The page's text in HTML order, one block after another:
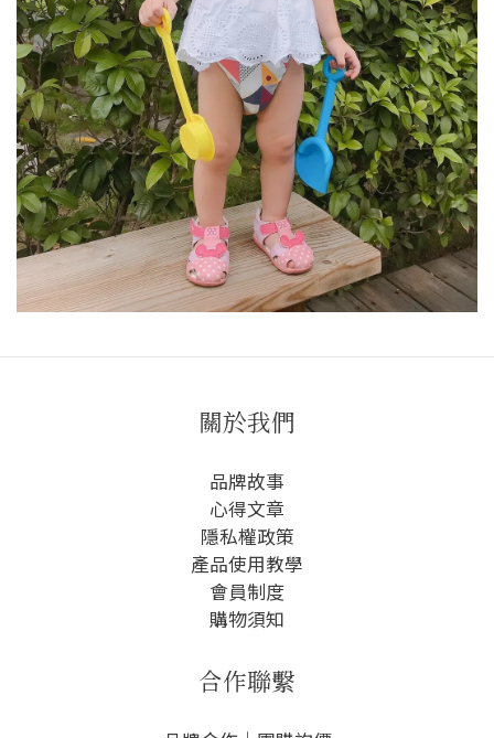
關於我們
品牌故事
心得文章
隱私權政策
產品使用教學
會員制度
購物須知
合作聯繫